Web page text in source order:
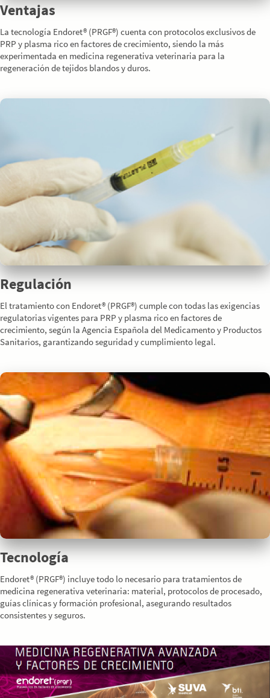
Ventajas
La tecnología Endoret® (PRGF®) cuenta con protocolos exclusivos de
PRP y plasma rico en factores de crecimiento, siendo la más
experimentada en medicina regenerativa veterinaria para la
regeneración de tejidos blandos y duros.
Regulación
El tratamiento con Endoret® (PRGF®) cumple con todas las exigencias
regulatorias vigentes para PRP y plasma rico en factores de
crecimiento, según la Agencia Española del Medicamento y Productos
Sanitarios, garantizando seguridad y cumplimiento legal.
Tecnología
Endoret® (PRGF®) incluye todo lo necesario para tratamientos de
medicina regenerativa veterinaria: material, protocolos de procesado,
guías clínicas y formación profesional, asegurando resultados
consistentes y seguros.